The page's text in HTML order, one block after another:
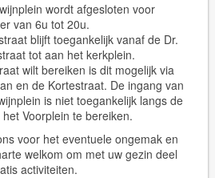
wordt afgesloten voor
van 6u tot 20u.
blijft toegankelijk vanaf de Dr.
tot aan het kerkplein.
wilt bereiken is dit mogelijk via
en de Kortestraat. De ingang van
is niet toegankelijk langs de
Voorplein te bereiken.
voor het eventuele ongemak en
welkom om met uw gezin deel
activiteiten.